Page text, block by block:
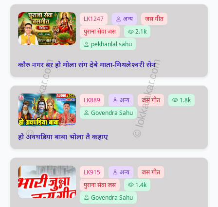
LK1247 अन्य
जस गीत
पुराना सेवा जस
2.1k
pekhanlal sahu
कौरु नगर बर हो मोला संग देबे माता-मिथलेश्वरी सेन
LK889 अन्य जस गीत
1.8k
Govendra Sahu
हो अवघडिया बाबा भोला तै कहाए
LK915 अन्य
जस गीत
पुराना सेवा जस
1.4k
Govendra Sahu